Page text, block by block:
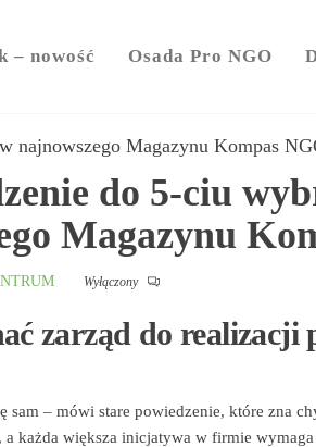
– nowość Osada Pro NGO
najnowszego Magazynu Kompas
do 5-ciu
Magazynu
Wyłączony
zarząd do realizacji
sam – mówi stare powiedzenie, które zna
każda większa inicjatywa w firmie